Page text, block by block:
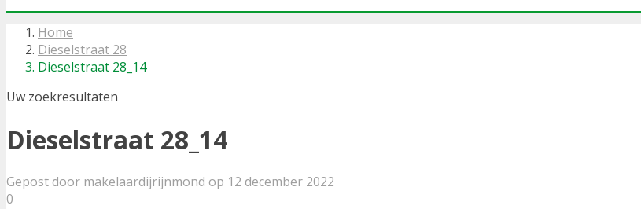
Home
Dieselstraat 28
Dieselstraat 28_14
Uw zoekresultaten
Dieselstraat 28_14
Gepost door makelaardijrijnmond op 12 december 2022
0